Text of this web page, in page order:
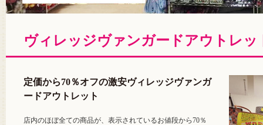
ヴィレッジヴァンガードアウトレッ
定価から70％オフの激安ヴィレッジヴァンガ
ードアウトレット
店内のほぼ全ての商品が、表示されているお値段から70％